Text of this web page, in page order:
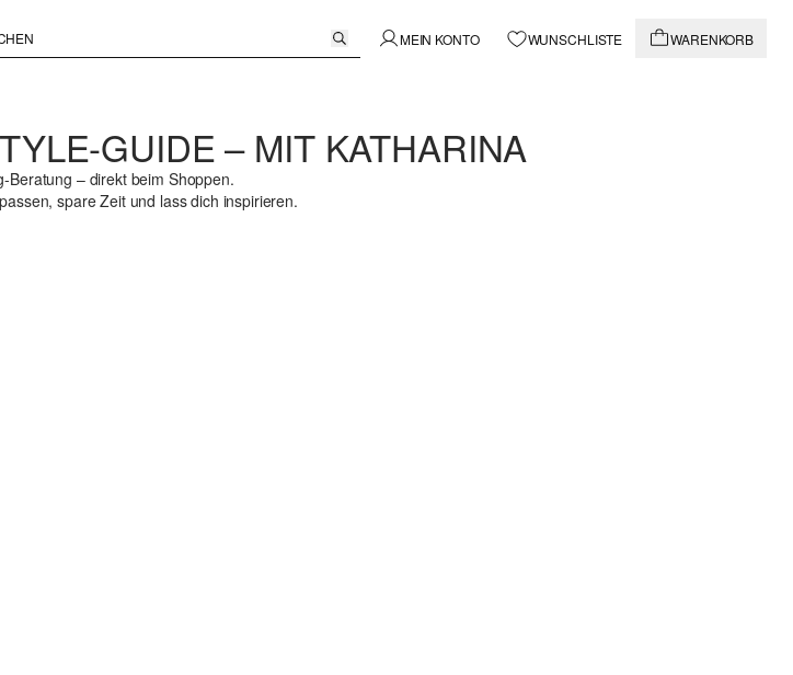
MEIN KONTO WUNSCHLISTE WARENKORB
GUIDE – MIT KATHARINA
Beratung – direkt beim Shoppen.
spare Zeit und lass dich inspirieren.